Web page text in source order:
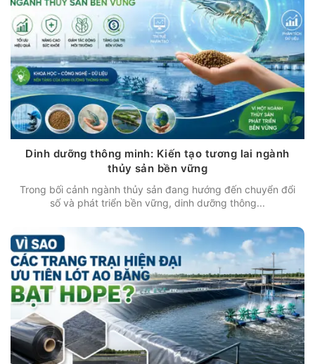
Dinh dưỡng thông minh: Kiến tạo tương lai ngành
thủy sản bền vững
Trong bối cảnh ngành thủy sản đang hướng đến chuyển đổi
số và phát triển bền vững, dinh dưỡng thông...